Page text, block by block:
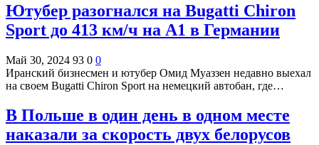
Ютубер разогнался на Bugatti Chiron
Sport до 413 км/ч на А1 в Германии
Май 30, 2024 93 0 0
Иранский бизнесмен и ютубер Омид Муаззен недавно выехал
на своем Bugatti Chiron Sport на немецкий автобан, где…
В Польше в один день в одном месте
наказали за скорость двух белорусов